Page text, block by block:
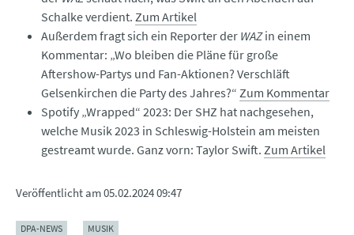
Schalke verdient. Zum Artikel
Außerdem fragt sich ein Reporter der WAZin einem
Kommentar: „Wo bleiben die Pläne für große
Aftershow-Partys und Fan-Aktionen? Verschläft
Gelsenkirchen die Party des Jahres?“ Zum Kommentar
Spotify „Wrapped“ 2023: Der SHZ hat nachgesehen,
welche Musik 2023 in Schleswig-Holstein am meisten
gestreamt wurde. Ganz vorn: Taylor Swift. Zum Artikel
Veröffentlicht am05.02.2024 09:47
DPA-NEWS MUSIK